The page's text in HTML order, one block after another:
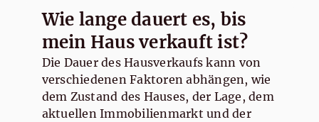
Wie lange dauert es, bis
mein Haus verkauft ist?
Die Dauer des Hausverkaufs kann von
verschiedenen Faktoren abhängen, wie
dem Zustand des Hauses, der Lage, dem
aktuellen Immobilienmarkt und der